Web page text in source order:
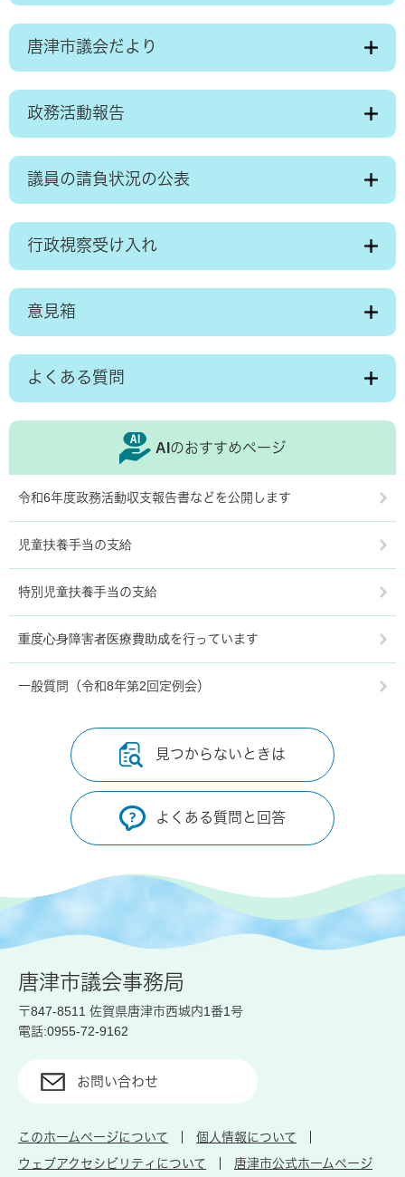
唐津市議会だより
政務活動報告
議員の請負状況の公表
行政視察受け入れ
意見箱
よくある質問
AIのおすすめページ
令和6年度政務活動収支報告書などを公開します
児童扶養手当の支給
特別児童扶養手当の支給
重度心身障害者医療費助成を行っています
一般質問（令和8年第2回定例会）
見つからないときは
よくある質問と回答
唐津市議会事務局
〒847-8511 佐賀県唐津市西城内1番1号
電話:0955-72-9162
お問い合わせ
このホームページについて
個人情報について
ウェブアクセシビリティについて
唐津市公式ホームページ